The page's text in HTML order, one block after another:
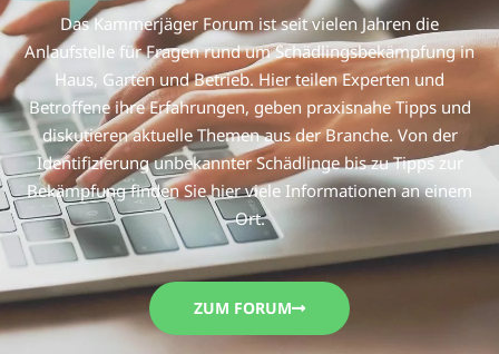
Das Kammerjäger Forum ist seit vielen Jahren die
Anlaufstelle für Fragen rund um Schädlingsbekämpfung in
Haus, Garten und Betrieb. Hier teilen Experten und
Betroffene ihre Erfahrungen, geben praxisnahe Tipps und
diskutieren aktuelle Themen aus der Branche. Von der
Identifizierung unbekannter Schädlinge bis zu Tipps zur
Bekämpfung finden Sie hier viele Informationen an einem
Ort.
ZUM FORUM